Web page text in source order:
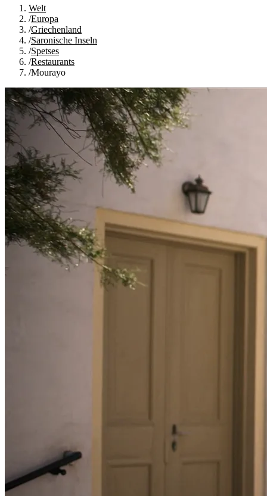
Welt
/Europa
/Griechenland
/Saronische Inseln
/Spetses
/Restaurants
/Mourayo